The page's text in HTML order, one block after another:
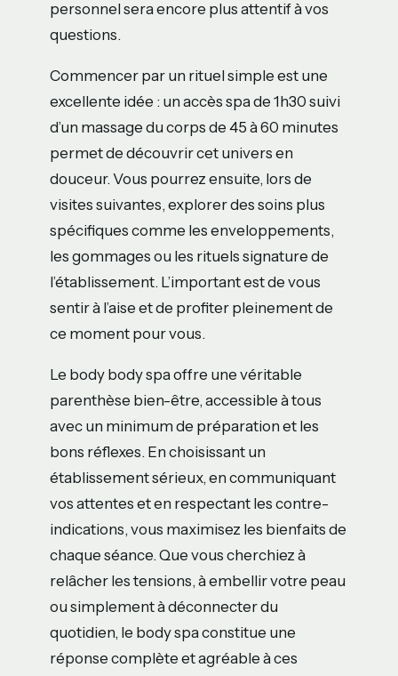
personnel sera encore plus attentif à vos
questions.
Commencer par un rituel simple est une
excellente idée : un accès spa de 1h30 suivi
d’un massage du corps de 45 à 60 minutes
permet de découvrir cet univers en
douceur. Vous pourrez ensuite, lors de
visites suivantes, explorer des soins plus
spécifiques comme les enveloppements,
les gommages ou les rituels signature de
l’établissement. L’important est de vous
sentir à l’aise et de profiter pleinement de
ce moment pour vous.
Le body body spa offre une véritable
parenthèse bien-être, accessible à tous
avec un minimum de préparation et les
bons réflexes. En choisissant un
établissement sérieux, en communiquant
vos attentes et en respectant les contre-
indications, vous maximisez les bienfaits de
chaque séance. Que vous cherchiez à
relâcher les tensions, à embellir votre peau
ou simplement à déconnecter du
quotidien, le body spa constitue une
réponse complète et agréable à ces